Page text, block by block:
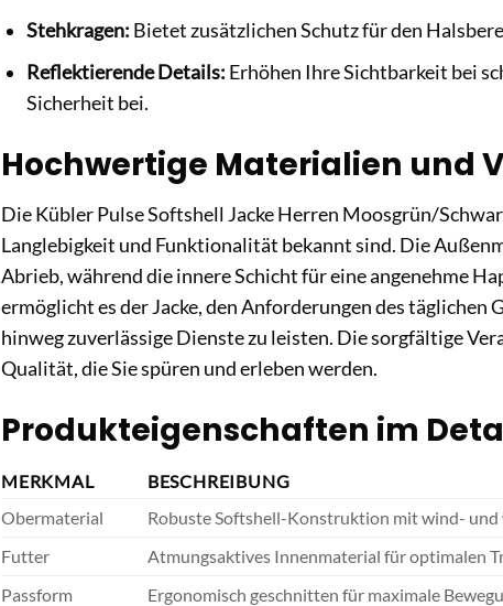
Stehkragen: Bietet zusätzlichen Schutz für den
Reflektierende Details: Erhöhen Ihre Sichtbarkeit bei
Sicherheit bei.
Hochwertige Materialien und
Die Kübler Pulse Softshell Jacke Herren Moosgrün/
Langlebigkeit und Funktionalität bekannt sind. Die
Abrieb, während die innere Schicht für eine angenehme
ermöglicht es der Jacke, den Anforderungen des
hinweg zuverlässige Dienste zu leisten. Die sorgfältige
Qualität, die Sie spüren und erleben werden.
Produkteigenschaften im
MERKMAL
BESCHREIBUNG
Obermaterial
Robuste Softshell-Konstruktion mit wind- und
Futter
Atmungsaktives Innenmaterial für optimalen
Passform
Ergonomisch geschnitten für maximale